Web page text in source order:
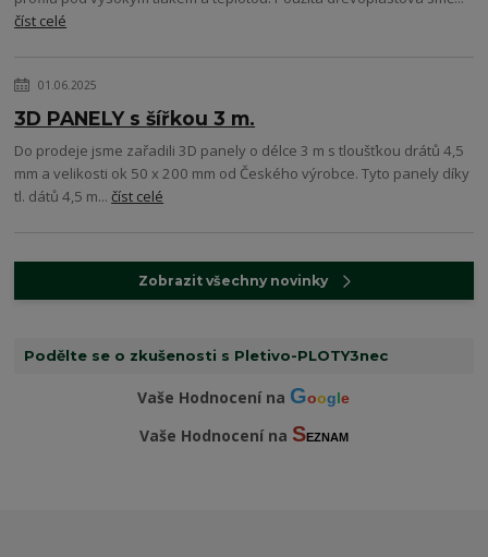
číst celé
01.06.2025
3D PANELY s šířkou 3 m.
Do prodeje jsme zařadili 3D panely o délce 3 m s tloušťkou drátů 4,5
mm a velikosti ok 50 x 200 mm od Českého výrobce. Tyto panely díky
tl. dátů 4,5 m...číst celé
Zobrazit všechny novinky
Podělte se o zkušenosti s Pletivo-PLOTY3nec
Vaše Hodnocení na Google
Vaše Hodnocení na SEZNAM